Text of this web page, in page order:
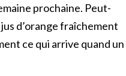
prochaine. Peut-
d’orange fraîchement
ce qui arrive quand un